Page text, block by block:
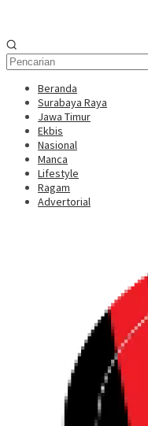
Beranda
Surabaya Raya
Jawa Timur
Ekbis
Nasional
Manca
Lifestyle
Ragam
Advertorial